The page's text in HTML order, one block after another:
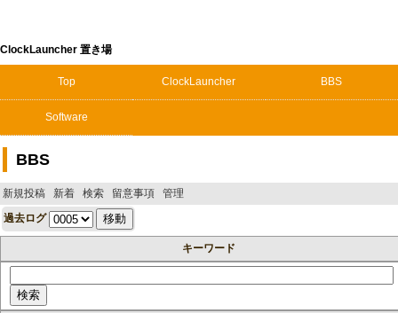
ClockLauncher 置き場
Top ClockLauncher BBS
Software
BBS
新規投稿 新着 検索 留意事項 管理
過去ログ
キーワード